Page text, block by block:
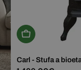
Aggiungi Al
Carl - Stufa a